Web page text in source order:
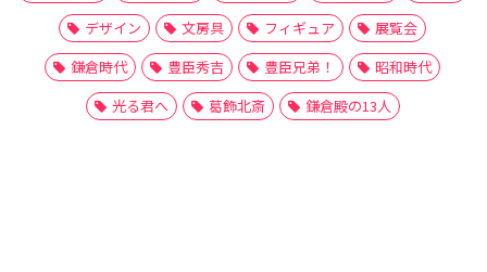
デザイン
文房具 フィギュア
展覧会
鎌倉時代
豊臣秀吉 豊臣兄弟！
昭和時代
光る君へ
葛飾北斎 鎌倉殿の13人